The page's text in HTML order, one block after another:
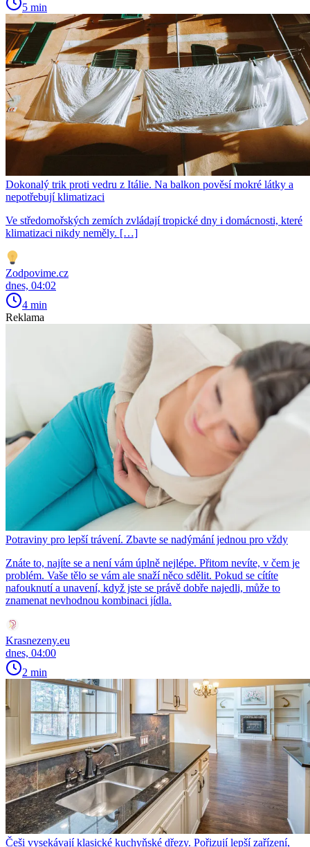
5 min
Dokonalý trik proti vedru z Itálie. Na balkon pověsí mokré látky a
nepotřebují klimatizaci
Ve středomořských zemích zvládají tropické dny i domácnosti, které
klimatizaci nikdy neměly. […]
Zodpovime.cz
dnes, 04:02
4 min
Reklama
Potraviny pro lepší trávení. Zbavte se nadýmání jednou pro vždy
Znáte to, najíte se a není vám úplně nejlépe. Přitom nevíte, v čem je
problém. Vaše tělo se vám ale snaží něco sdělit. Pokud se cítíte
nafouknutí a unavení, když jste se právě dobře najedli, může to
znamenat nevhodnou kombinaci jídla.
Krasnezeny.eu
dnes, 04:00
2 min
Češi vysekávají klasické kuchyňské dřezy. Pořizují lepší zařízení,